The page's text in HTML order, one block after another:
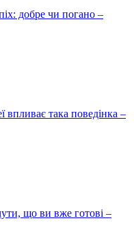
добре чи погано –
впливає така поведінка –
що ви вже готові –